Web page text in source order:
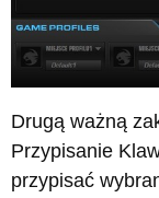
Drugą ważną
Przypisanie
przypisać